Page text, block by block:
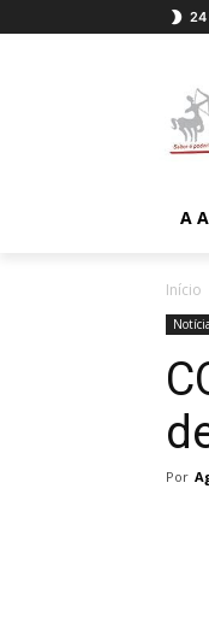
24
A
Início
Por